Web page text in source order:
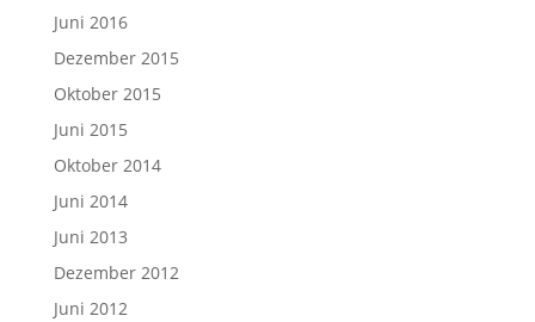
Juni 2016
Dezember 2015
Oktober 2015
Juni 2015
Oktober 2014
Juni 2014
Juni 2013
Dezember 2012
Juni 2012